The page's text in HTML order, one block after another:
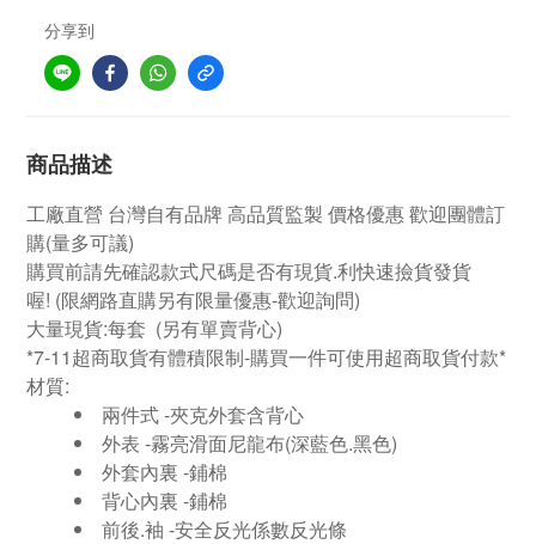
分享到
商品描述
工廠直營 台灣自有品牌 高品質監製 價格優惠 歡迎團體訂
購(量多可議)
購買前請先確認款式尺碼是否有現貨.利快速撿貨發貨
喔! (限網路直購另有限量優惠-歡迎詢問)
大量現貨:每套 (另有單賣背心)
*7-11超商取貨有體積限制-購買一件可使用超商取貨付款*
材質:
兩件式 -夾克外套含背心
外表 -霧亮滑面尼龍布(深藍色.黑色)
外套內裏 -鋪棉
背心內裏 -鋪棉
前後.袖 -安全反光係數反光條